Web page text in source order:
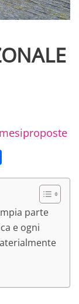
parte
e ogni